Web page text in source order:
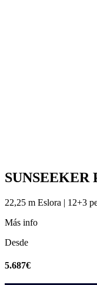
SUNSEEKER
22,25 m Eslora | 12+3
Más info
Desde
5.687€